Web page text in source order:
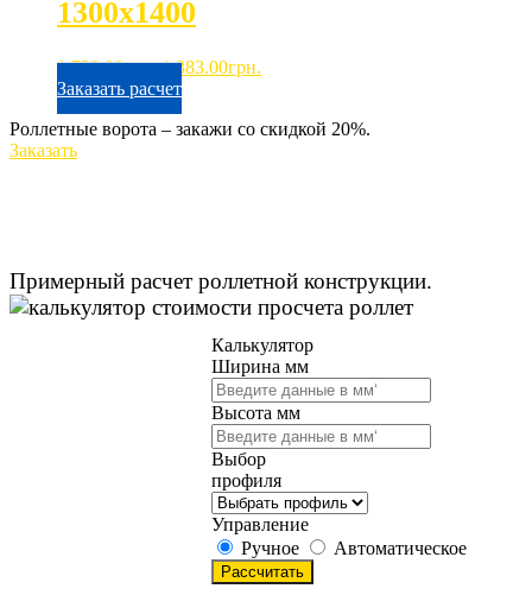
1300х1400
1,729.00грн.Первоначальная
цена
1,729.00грн..
1,383.00грн.
Заказать расчет
Роллетные ворота – закажи со скидкой 20%.
Заказать
Примерный расчет роллетной конструкции.
Калькулятор
Ширина мм
Высота мм
Выбор
профиля
Управление
Ручное
Автоматическое